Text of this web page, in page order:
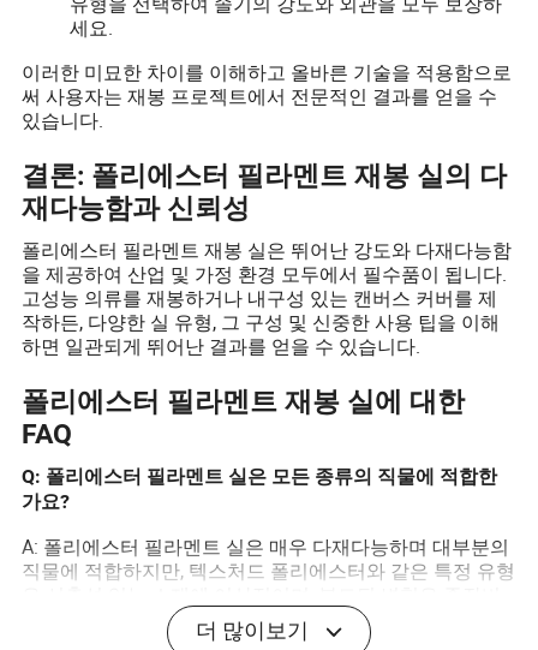
세요.
이러한 미묘한 차이를 이해하고 올바른 기술을 적용함으로
써 사용자는 재봉 프로젝트에서 전문적인 결과를 얻을 수
있습니다.
결론: 폴리에스터 필라멘트 재봉 실의 다
재다능함과 신뢰성
폴리에스터 필라멘트 재봉 실은 뛰어난 강도와 다재다능함
을 제공하여 산업 및 가정 환경 모두에서 필수품이 됩니다.
고성능 의류를 재봉하거나 내구성 있는 캔버스 커버를 제
작하든, 다양한 실 유형, 그 구성 및 신중한 사용 팁을 이해
하면 일관되게 뛰어난 결과를 얻을 수 있습니다.
폴리에스터 필라멘트 재봉 실에 대한
FAQ
Q: 폴리에스터 필라멘트 실은 모든 종류의 직물에 적합한
가요?
A: 폴리에스터 필라멘트 실은 매우 다재다능하며 대부분의
직물에 적합하지만, 텍스처드 폴리에스터와 같은 특정 유형
직물에 뛰어납니다. 더 많이보기